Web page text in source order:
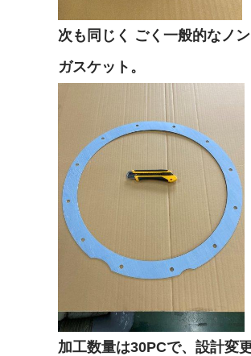
次も同じく ごく一般的なノ
ガスケット。
加工数量は30PCで、設計変